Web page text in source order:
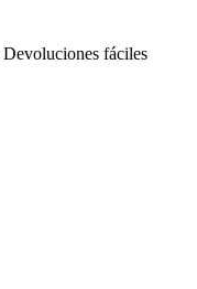
Devoluciones fáciles